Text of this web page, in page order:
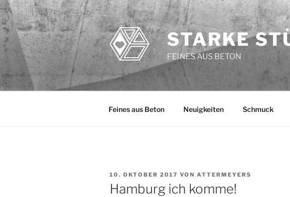
Zum
Inhalt
springen
STARKE
FEINES AUS BETON
Feines aus Beton Neuigkeiten Schmuck
VERÖFFENTLICHT
AM
10. OKTOBER 2017 VON ATTERMEYERS
Hamburg ich komme!